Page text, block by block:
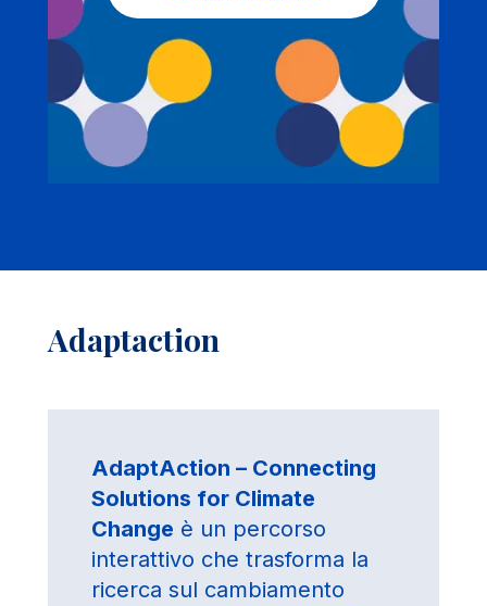
Adaptaction
AdaptAction – Connecting
Solutions for Climate
Change è un percorso
interattivo che trasforma la
ricerca sul cambiamento